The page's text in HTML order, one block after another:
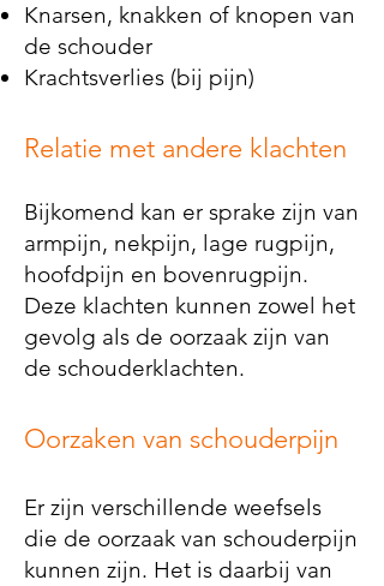
Knarsen, knakken of knopen van
de schouder
Krachtsverlies (bij pijn)
Relatie met andere klachten
Bijkomend kan er sprake zijn van
armpijn, nekpijn, lage rugpijn,
hoofdpijn en bovenrugpijn.
Deze klachten kunnen zowel het
gevolg als de oorzaak zijn van
de schouderklachten.
Oorzaken van schouderpijn
Er zijn verschillende weefsels
die de oorzaak van schouderpijn
kunnen zijn. Het is daarbij van